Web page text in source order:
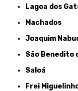
Lagoa dos
Machados
Joaquim
São Benedito
Saloá
Frei